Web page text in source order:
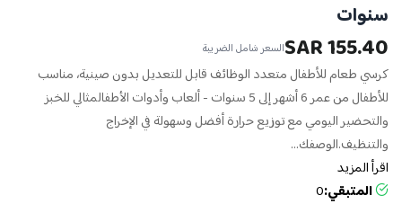
سنوات
155.40 SAR السعر شامل الضريبة
كرسي طعام للأطفال متعدد الوظائف قابل للتعديل بدون صينية، مناسب
للأطفال من عمر 6 أشهر إلى 5 سنوات - ألعاب وأدوات الأطفالمثالي للخبز
والتحضير اليومي مع توزيع حرارة أفضل وسهولة في الإخراج
والتنظيف.الوصفك...
اقرأ المزيد
المتبقي:0